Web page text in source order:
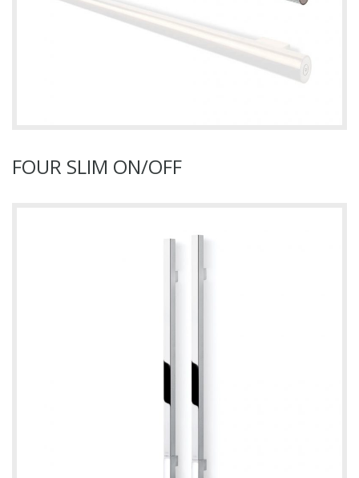
FOUR SLIM ON/OFF